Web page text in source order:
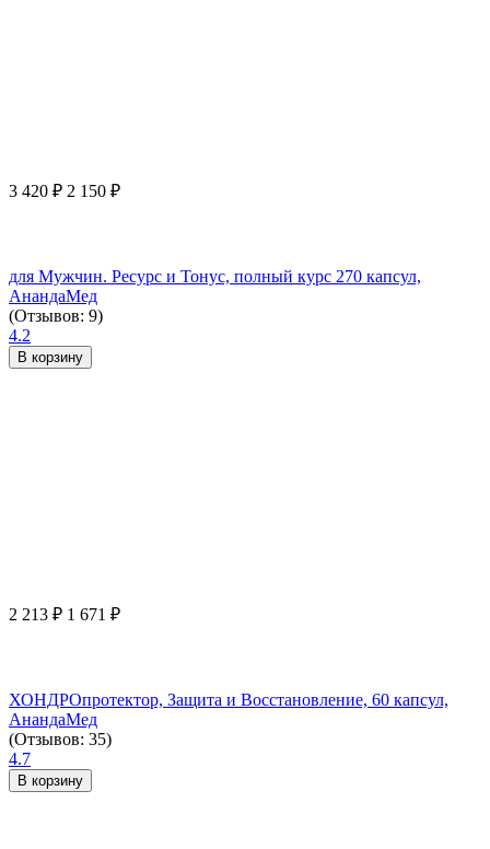
3 420 ₽ 2 150 ₽
для Мужчин. Ресурс и Тонус, полный курс 270 капсул,
АнандаМед
(Отзывов: 9)
4.2
В корзину
2 213 ₽ 1 671 ₽
ХОНДРОпротектор, Защита и Восстановление, 60 капсул,
АнандаМед
(Отзывов: 35)
4.7
В корзину